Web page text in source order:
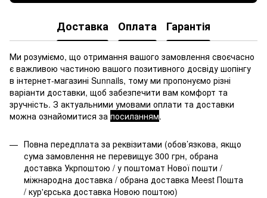
Доставка Оплата Гарантія
Ми розуміємо, що отримання вашого замовлення своєчасно
є важливою частиною вашого позитивного досвіду шопінгу
в інтернет-магазині Sunnails, тому ми пропонуємо різні
варіанти доставки, щоб забезпечити вам комфорт та
зручність. З актуальними умовами оплати та доставки
можна ознайомитися за посиланням.
Повна передплата за реквізитами (обов’язкова, якщо
сума замовлення не перевищує 300 грн, обрана
доставка Укрпоштою / у поштомат Нової пошти /
міжнародна доставка / обрана доставка Meest Пошта
/ кур'єрська доставка Новою поштою)